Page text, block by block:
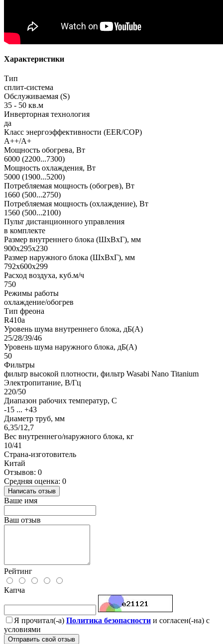
Характеристики
Тип
сплит-система
Обслуживаемая (S)
35 - 50 кв.м
Инверторная технология
да
Класс энергоэффективности (EER/COP)
A++/A+
Мощность обогрева, Вт
6000 (2200...7300)
Мощность охлаждения, Вт
5000 (1900...5200)
Потребляемая мощность (обогрев), Вт
1660 (500...2750)
Потребляемая мощность (охлаждение), Вт
1560 (500...2100)
Пульт дистанционного управления
в комплекте
Размер внутреннего блока (ШхВхГ), мм
900x295x230
Размер наружного блока (ШхВхГ), мм
792x600x299
Расход воздуха, куб.м/ч
750
Режимы работы
охлаждение/обогрев
Тип фреона
R410a
Уровень шума внутреннего блока, дБ(А)
25/28/39/46
Уровень шума наружного блока, дБ(А)
50
Фильтры
фильтр высокой плотности, фильтр Wasabi Nano Titanium
Электропитание, В/Гц
220/50
Диапазон рабочих температур, С
-15 ... +43
Диаметр труб, мм
6,35/12,7
Вес внутреннего/наружного блока, кг
10/41
Страна-изготовитель
Китай
Отзывов: 0
Средняя оценка: 0
Написать отзыв
Ваше имя
Ваш отзыв
Рейтинг
Капча
Я прочитал(-а) Политика безопасности и согласен(-на) с
условиями
Отправить свой отзыв